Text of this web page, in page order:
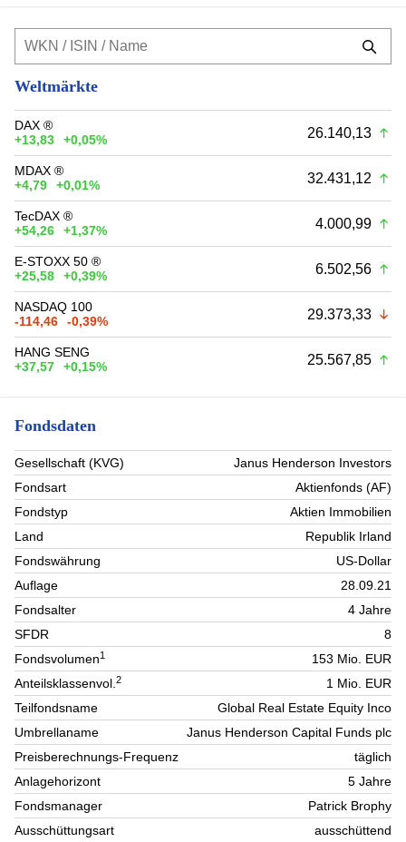
Weltmärkte
DAX ®
+13,83
+0,05% 26.140,13
MDAX ®
+4,79
+0,01% 32.431,12
TecDAX ®
+54,26
+1,37% 4.000,99
E-STOXX 50 ®
+25,58
+0,39% 6.502,56
NASDAQ 100
-114,46
-0,39% 29.373,33
HANG SENG
+37,57
+0,15% 25.567,85
Fondsdaten
Gesellschaft (KVG)
Janus Henderson Investors
Fondsart
Aktienfonds (AF)
Fondstyp
Aktien Immobilien
Land
Republik Irland
Fondswährung
US-Dollar
Auflage
28.09.21
Fondsalter
4 Jahre
SFDR
8
Fondsvolumen1
153 Mio. EUR
Anteilsklassenvol.2
1 Mio. EUR
Teilfondsname
Global Real Estate Equity Inco
Umbrellaname
Janus Henderson Capital Funds plc
Preisberechnungs-Frequenz
täglich
Anlagehorizont
5 Jahre
Fondsmanager
Patrick Brophy
Ausschüttungsart
ausschüttend